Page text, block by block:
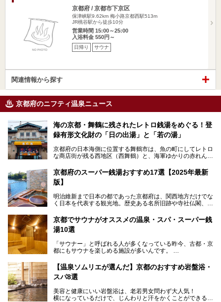
京都府 / 京都市下京区
保津峡駅9.62km 梅小路京都西駅513m
JR桃谷駅から徒歩10分
営業時間 15:00～25:00
入浴料金 550円～
日帰り サウナ
関連情報から探す
京都府のニフティ温泉ニュース
海の京都・舞鶴に残されたレトロ銭湯をめぐる！登
録有形文化財の「日の出湯」と「若の湯」
京都府の日本海側に位置する舞鶴市は、魚の町にしてレトロ
な商店街が残る西地区（西舞鶴）と、海軍ゆかりの赤れんが
ます。今回案内するのは西地区に今も残る2軒の銭湯「日の
出湯」と「若の湯」。いずれも国の登録有形文化財に指定さ
れた歴史ある建物でありながら、今も現役のお風呂屋さんで
漁師町や商店街で働く人々を支えてきたこの2軒の銭湯とと
ます。
───
この記事は京都府舞鶴市のPR記事です。
京都府のスーパー銭湯おすすめ17選【2025年最新
版】
明治維新まで日本の都であった京都府は、関西地方だけでな
く日本を代表する観光地。歴史ある名所旧跡や寺社仏閣、そ
今回は、そんな京都府で2025年現在おすすめのスーパー銭
湯を紹介します。
部でレジャー気分を満喫できる温泉施設まで、好みのスーパ
ー銭湯を探してみてくださいね。
京都でサウナがオススメの温泉・スパ・スーパー銭
湯10選
「サウナー」と呼ばれる人が多くなっている昨今、古都・京
都にもサウナを楽しめる施設が多いんです。
自分の好きなサウナを探すのもいいですが、さまざまなサウ
ナを体感してみたいですよね。
のある温浴施設を紹介します。
【温泉ソムリエが選んだ】京都のおすすめ岩盤浴・
スパ8選
美容と健康にいい岩盤浴は、老若男女問わず大人気！
横になっているだけで、じんわりと汗をかくことができるの